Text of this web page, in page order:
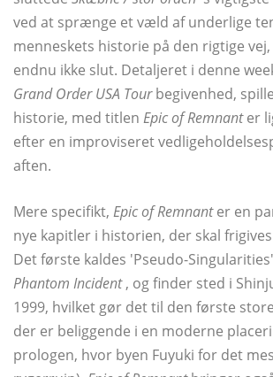
ved at sprænge et væld af underlige
menneskets historie på den rigtige
endnu ikke slut. Detaljeret i denne
Grand Order USA Tourbegivenhed,
historie, med titlen Epic of Remnanter
efter en improviseret
aften.
Mere specifikt, Epic of Remnanter en
nye kapitler i historien, der skal
Det første kaldes 'Pseudo-Singularities'
Phantom Incident, og finder sted i
1999, hvilket gør det til den første
der er beliggende i en moderne
prologen, hvor byen Fuyuki for det